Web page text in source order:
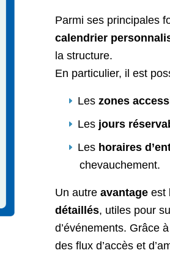
Parmi ses principales
calendrier
la structure.
En particulier, il est
Les zones
Les jours
Les horaires
chevauchement.
Un autre avantage est
détaillés, utiles pour
d’événements. Grâce
des flux d’accès et